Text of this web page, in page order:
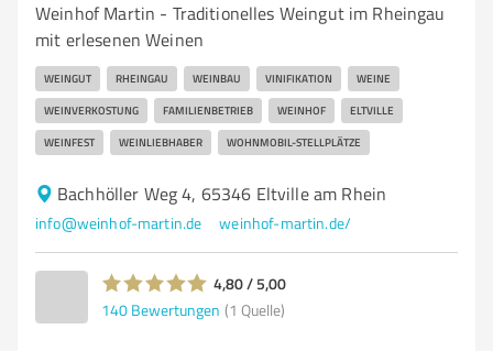
Weinhof Martin - Traditionelles Weingut im Rheingau
mit erlesenen Weinen
WEINGUT RHEINGAU WEINBAU VINIFIKATION WEINE
WEINVERKOSTUNG FAMILIENBETRIEB WEINHOF ELTVILLE
WEINFEST WEINLIEBHABER WOHNMOBIL-STELLPLÄTZE
Bachhöller Weg 4, 65346 Eltville am Rhein
info@weinhof-martin.de weinhof-martin.de/
4,80 / 5,00
140 Bewertungen (1 Quelle)